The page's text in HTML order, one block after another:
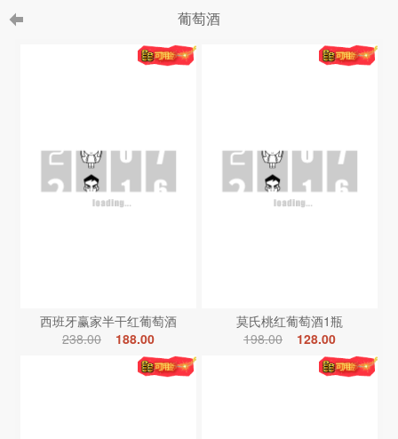
葡萄酒
西班牙赢家半干红葡萄酒
238.00
188.00
莫氏桃红葡萄酒1瓶
198.00
128.00